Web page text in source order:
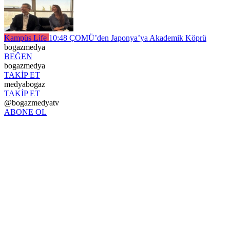
Kampüs Life 10:48 ÇOMÜ’den Japonya’ya Akademik Köprü
bogazmedya
BEĞEN
bogazmedya
TAKİP ET
medyabogaz
TAKİP ET
@bogazmedyatv
ABONE OL